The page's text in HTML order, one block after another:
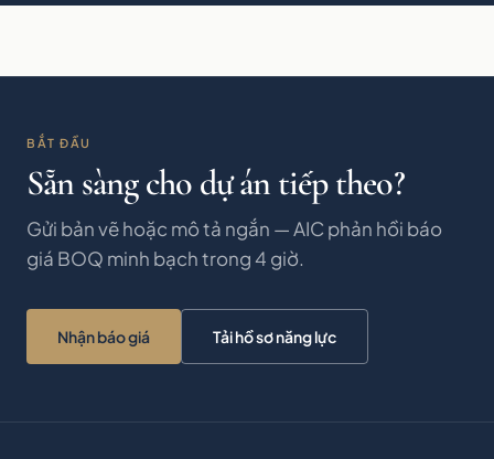
BẮT ĐẦU
Sẵn sàng cho dự án tiếp theo?
Gửi bản vẽ hoặc mô tả ngắn — AIC phản hồi báo
giá BOQ minh bạch trong 4 giờ.
Nhận báo giá Tải hồ sơ năng lực